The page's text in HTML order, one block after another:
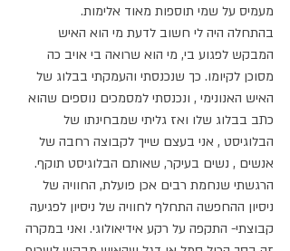
מעמיס על שמי תוספות מאוד אלימות.
בהתחלה היה לי חשוב לדעת מי הוא האיש
המבקש לפגוע בי, מי הוא שרואה בי אויב כה
מסוכן לקיומו. כך שנכנסתי והעמקתי בבלוג של
האיש האנונימי , ונכנסתי למסמכים נוספים שהוא
כתב בבלוג שלו ואז גליתי שמבחינתו של
הבלוגיסט , אני בעצם שייך לקבוצה רחבה של
אנשים , נשים בעיקר, שאותם הבלוגיסט תוקף.
הרגשתי שנחמת רבים אכן פועלת, החוויה של
ניסיון ההחפשה התחלף לחוויה של ניסיון לפגיעה
קבוצתי- התקפה על רקע אידיאולוגי. ואני במקרה